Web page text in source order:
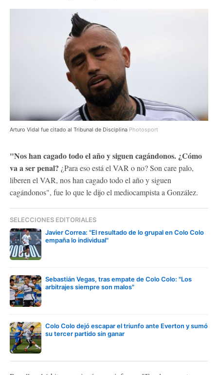
Arturo Vidal fue citado al Tribunal de Disciplina Photosport
"Nos han cagado todo el año y siguen cagándonos. ¿Cómo
va a ser penal? ¿Para eso está el VAR o no? Son care palo,
liberen el VAR, nos han cagado todo el año y siguen
cagándonos", fue lo que le dijo el mediocampista a González.
SELECCIONES EDITORIALES
Javier Correa: "El resultado de lo grupal en Colo Colo
empaña lo individual"
Sebastián Vegas, tras empate de Colo Colo: "Los
arbitrajes siempre son malos"
Colo Colo dejó escapar el triunfo ante Everton y sumó
su tercer partido sin ganar